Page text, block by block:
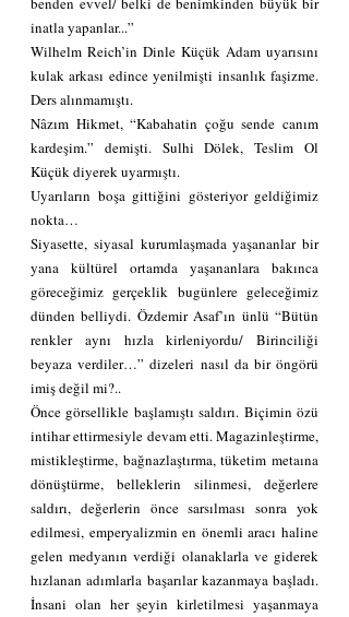
inatla yapanlar...”
Wilhelm Reich’in Dinle Küçük Adam uyarısını
kulak arkası edince yenilmişti insanlık faşizme.
Ders alınmamıştı.
Nâzım Hikmet, “Kabahatin çoğu sende canım
kardeşim.” demişti. Sulhi Dölek, Teslim Ol
Küçük diyerek uyarmıştı.
Uyarıların boşa gittiğini gösteriyor geldiğimiz
nokta…
Siyasette, siyasal kurumlaşmada yaşananlar bir
yana kültürel ortamda yaşananlara bakınca
göreceğimiz gerçeklik bugünlere geleceğimiz
dünden belliydi. Özdemir Asaf’ın ünlü “Bütün
renkler aynı hızla kirleniyordu/ Birinciliği
beyaza verdiler…” dizeleri nasıl da bir öngörü
imiş değil mi?..
Önce görsellikle başlamıştı saldırı. Biçimin özü
intihar ettirmesiyle devam etti. Magazinleştirme,
mistikleştirme, bağnazlaştırma, tüketim metaına
dönüştürme, belleklerin silinmesi, değerlere
saldırı, değerlerin önce sarsılması sonra yok
edilmesi, emperyalizmin en önemli aracı haline
gelen medyanın verdiği olanaklarla ve giderek
hızlanan adımlarla başarılar kazanmaya başladı.
İnsani olan her şeyin kirletilmesi yaşanmaya